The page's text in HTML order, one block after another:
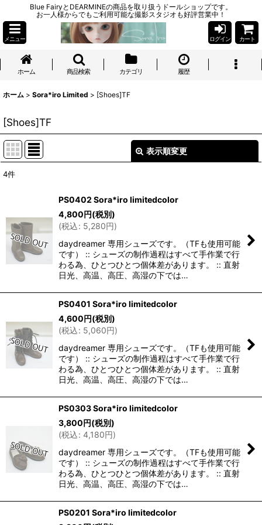
Blue FairyとDEARMINEの商品を取り扱うドールショップです。
お一人様からでもご利用可能な撮影スタジオも好評営業中！
メニュー ログイン カート
ホーム 商品検索 カテゴリ 履歴
ホーム > Sora*iro Limited > [Shoes]TF
[Shoes]TF
表示順変更
並び順:
絞り込む
4件
PS0402 Sora*iro limitedcolor
4,800円(税別)
(税込: 5,280円)
daydreamer 専用シューズです。（TFも使用可能
です） :: シューズの制作過程はすべて手作業で行
わる為、ひとつひとつ個体差があります。 :: 直射
日光、高温、高圧、高湿の下では…
PS0401 Sora*iro limitedcolor
4,600円(税別)
(税込: 5,060円)
daydreamer 専用シューズです。（TFも使用可能
です） :: シューズの制作過程はすべて手作業で行
わる為、ひとつひとつ個体差があります。 :: 直射
日光、高温、高圧、高湿の下では…
PS0303 Sora*iro limitedcolor
3,800円(税別)
(税込: 4,180円)
daydreamer 専用シューズです。（TFも使用可能
です） :: シューズの制作過程はすべて手作業で行
わる為、ひとつひとつ個体差があります。 :: 直射
日光、高温、高圧、高湿の下では…
PS0201 Sora*iro limitedcolor